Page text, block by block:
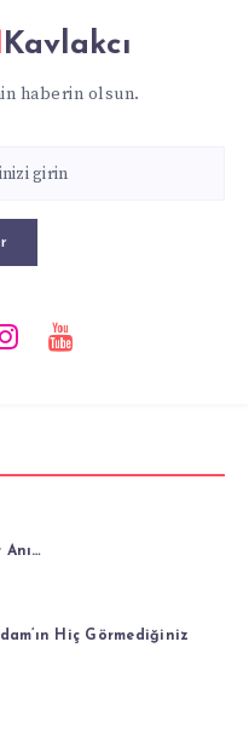
MKavlakcı
haberin olsun.
Anı…
Hiç Görmediğiniz